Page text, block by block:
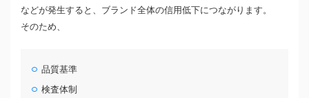
などが発生すると、ブランド全体の信用低下につながります。
そのため、
品質基準
検査体制